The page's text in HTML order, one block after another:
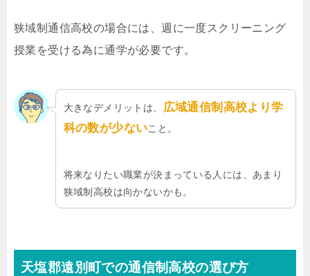
狭域制通信高校の場合には、週に一度スクリーニング
授業を受ける為に通学が必要です。
大きなデメリットは、 広域通信制高校より学
科の数が少ないこと。
将来なりたい職業が決まっている人には、あまり
狭域制高校は向かないかも。
天塩郡遠別町での通信制高校の選び方